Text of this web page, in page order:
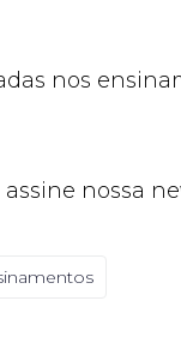
nos
nossa